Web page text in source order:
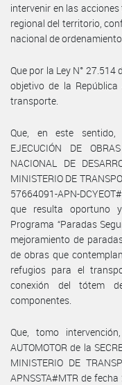
intervenir en las
regional del territorio,
nacional de
Que por la Ley N°
objetivo de la
transporte.
Que, en este sentido,
EJECUCIÓN DE
NACIONAL DE
MINISTERIO DE
57664091-APN-
que resulta oportuno
Programa “Paradas
mejoramiento de
de obras que
refugios para el
conexión del tótem
componentes.
Que, tomo intervención,
AUTOMOTOR de la
MINISTERIO DE
APNSSTA#MTR de